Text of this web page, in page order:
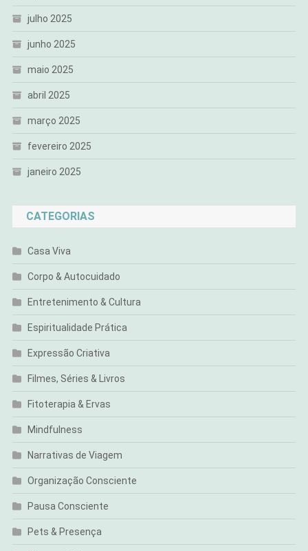
julho 2025
junho 2025
maio 2025
abril 2025
março 2025
fevereiro 2025
janeiro 2025
CATEGORIAS
Casa Viva
Corpo & Autocuidado
Entretenimento & Cultura
Espiritualidade Prática
Expressão Criativa
Filmes, Séries & Livros
Fitoterapia & Ervas
Mindfulness
Narrativas de Viagem
Organização Consciente
Pausa Consciente
Pets & Presença